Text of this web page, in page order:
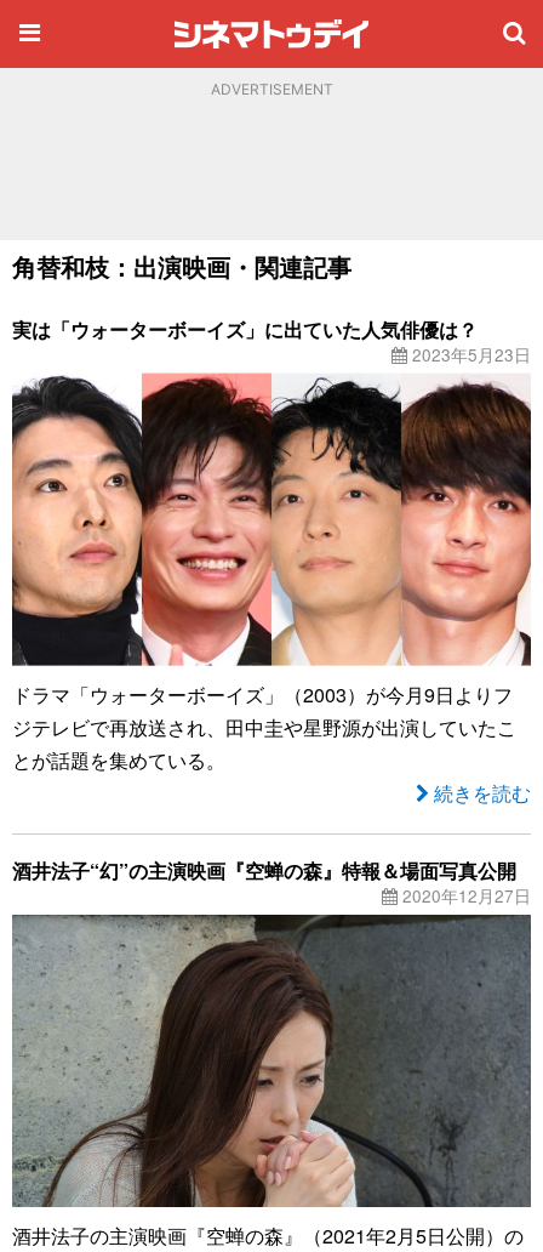
ADVERTISEMENT
角替和枝：出演映画・関連記事
実は「ウォーターボーイズ」に出ていた人気俳優は？
2023年5月23日
ドラマ「ウォーターボーイズ」（2003）が今月9日よりフ
ジテレビで再放送され、田中圭や星野源が出演していたこ
とが話題を集めている。
続きを読む
酒井法子“幻”の主演映画『空蝉の森』特報＆場面写真公開
2020年12月27日
酒井法子の主演映画『空蝉の森』（2021年2月5日公開）の